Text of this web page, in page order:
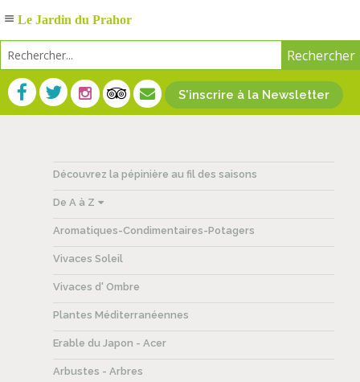
S'inscrire à la Newsletter
Découvrez la pépinière au fil des saisons
De A à Z
Aromatiques-Condimentaires-Potagers
Vivaces Soleil
Vivaces d' Ombre
Plantes Méditerranéennes
Erable du Japon - Acer
Arbustes - Arbres
Le Jardin du Prahor